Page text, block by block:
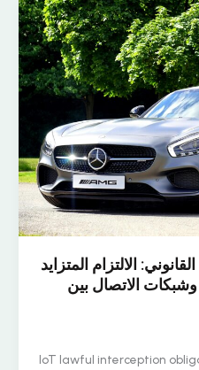
الالتزام المتزايد
لمشغلي شبكات LPWAN وشبكات الاتصال بين
IoT lawful interception